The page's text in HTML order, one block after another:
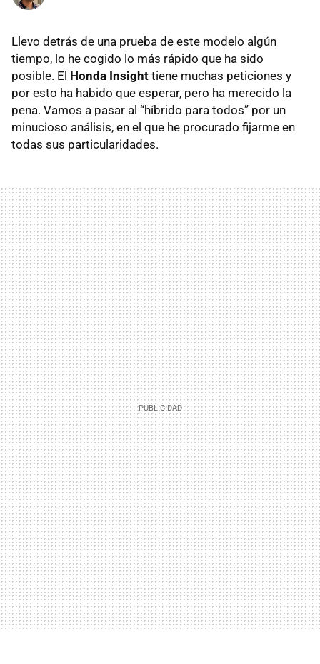
Llevo detrás de una prueba de este modelo algún
tiempo, lo he cogido lo más rápido que ha sido
posible. El Honda Insight tiene muchas peticiones y
por esto ha habido que esperar, pero ha merecido la
pena. Vamos a pasar al “híbrido para todos” por un
minucioso análisis, en el que he procurado fijarme en
todas sus particularidades.